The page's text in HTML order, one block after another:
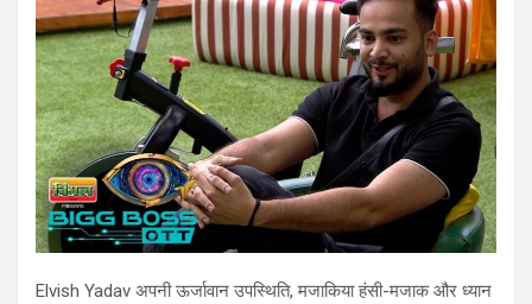
Elvish Yadav अपनी ऊर्जावान उपस्थिति, मजाकिया हंसी-मजाक और ध्यान